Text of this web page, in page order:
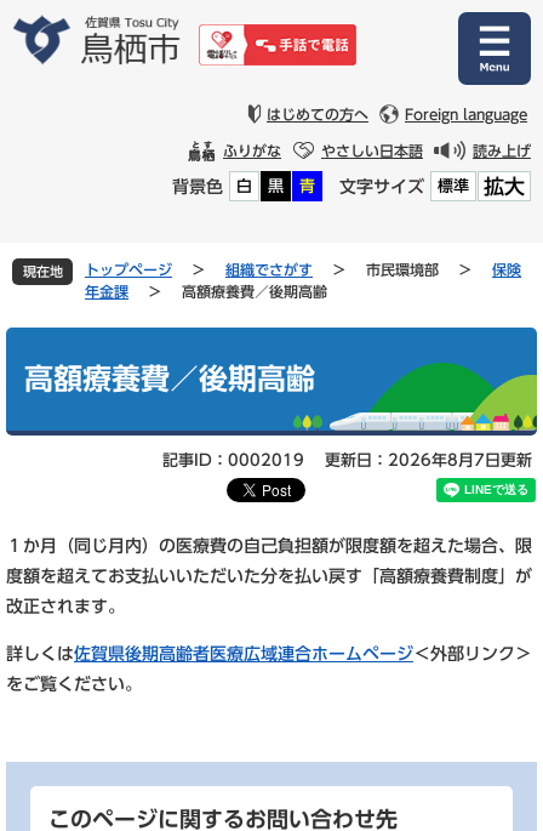
文
はじめての方へ Foreign language
ふりがな やさしい日本語 読み上げ
背景色 白 黒 青 文字サイズ 標準 拡大
現在地 トップページ > 組織でさがす > 市民環境部 >
保険
年金課
> 高額療養費／後期高齢
高額療養費／後期高齢
記事ID：0002019 更新日：2026年8月7日更新
１か月（同じ月内）の医療費の自己負担額が限度額を超えた場合、限
度額を超えてお支払いいただいた分を払い戻す「高額療養費制度」が
改正されます。
詳しくは佐賀県後期高齢者医療広域連合ホームページ＜外部リンク＞
をご覧ください。
このページに関するお問い合わせ先